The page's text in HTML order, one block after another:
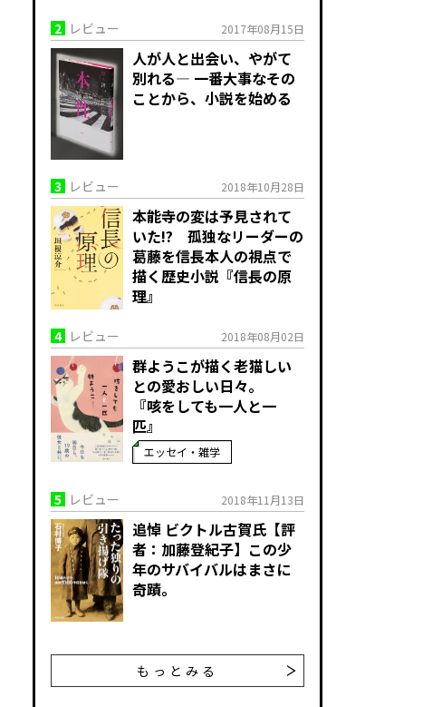
2 レビュー 2017年08月15日
人が人と出会い、やがて
別れる― 一番大事なその
ことから、小説を始める
3 レビュー 2018年10月28日
本能寺の変は予見されて
いた!? 孤独なリーダーの
葛藤を信長本人の視点で
描く歴史小説『信長の原
理』
4 レビュー 2018年08月02日
群ようこが描く老猫しい
との愛おしい日々。
『咳をしても一人と一
匹』
エッセイ・雑学
5 レビュー 2018年11月13日
追悼 ビクトル古賀氏【評
者：加藤登紀子】この少
年のサバイバルはまさに
奇蹟。
もっとみる